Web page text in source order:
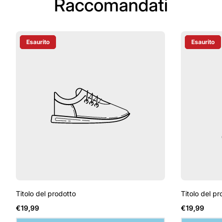
Raccomandati
Etichetta Del Prodotto:
Esaurito
Titolo del prodotto
Prezzo
normale
€19,99
Etichetta
Esaurito
Titolo del
Prezzo
normale
€19,99